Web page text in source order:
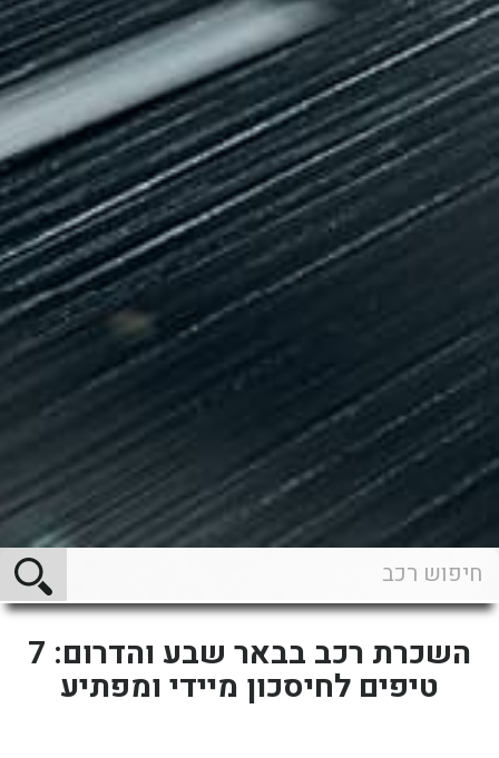
השכרת רכב בבאר שבע והדרום: 7
טיפים לחיסכון מיידי ומפתיע